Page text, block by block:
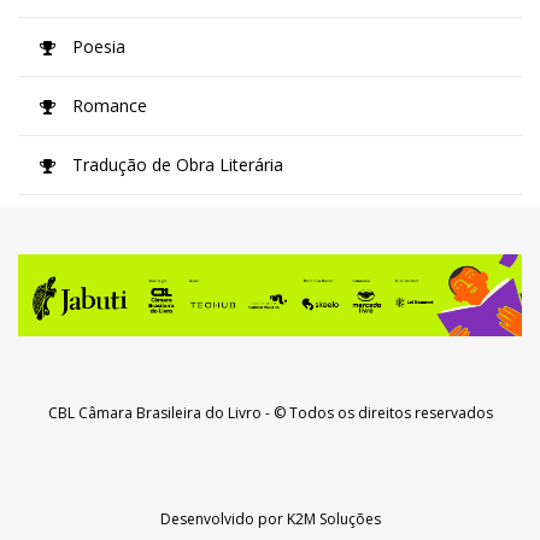
Poesia
Romance
Tradução de Obra Literária
CBL Câmara Brasileira do Livro - © Todos os direitos reservados
Desenvolvido porK2M Soluções